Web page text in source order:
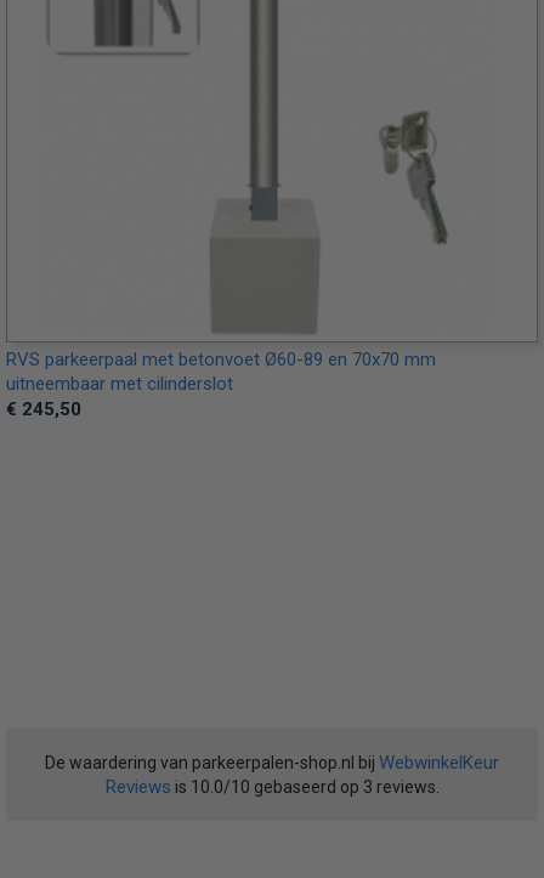
RVS parkeerpaal met betonvoet Ø60-89 en 70x70 mm
uitneembaar met cilinderslot
€ 245,50
De waardering van parkeerpalen-shop.nl bij WebwinkelKeur
Reviews is 10.0/10 gebaseerd op 3 reviews.